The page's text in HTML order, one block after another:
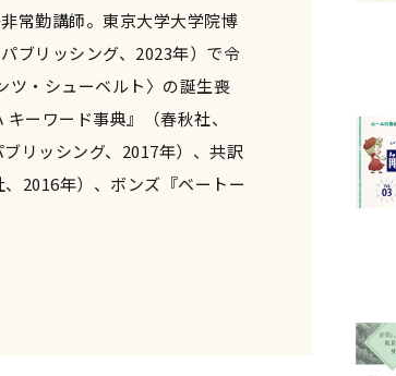
常勤講師。東京大学大学院博
ブリッシング、2023年）で令
・シューベルト〉の誕生――喪
ーワード事典』（春秋社、
リッシング、2017年）、共訳
、2016年）、ボンズ『ベートー